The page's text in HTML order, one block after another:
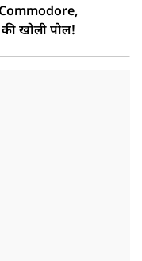
Commodore,
खोली पोल!